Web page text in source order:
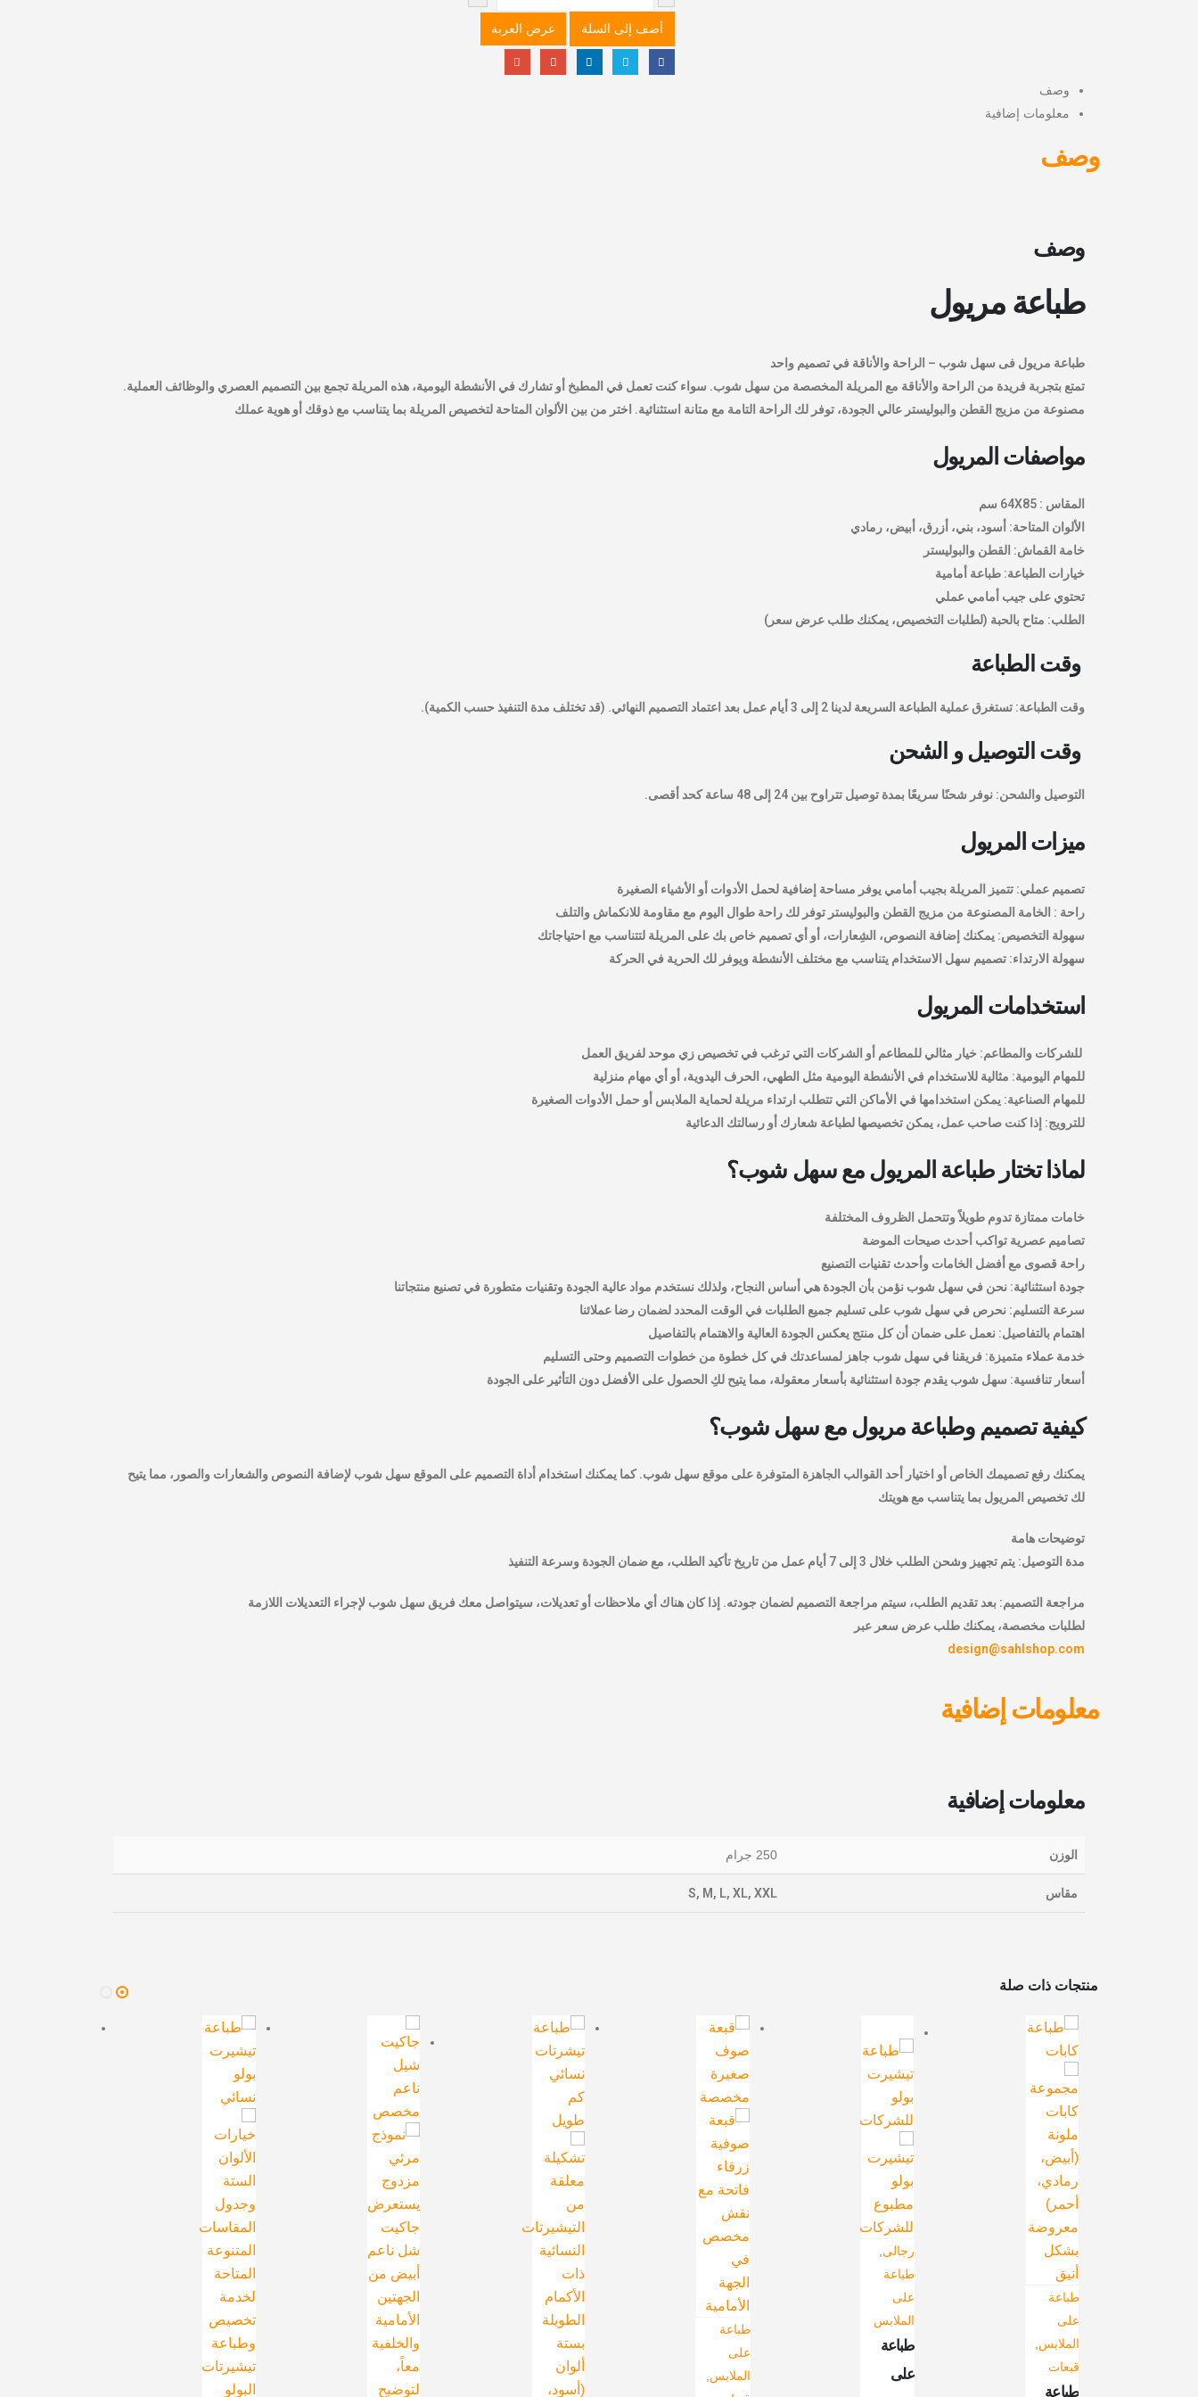
أضف إلى السلة عرض العربة
وصف
معلومات إضافية
وصف
وصف
طباعة مريول
طباعة مريول فى سهل شوب – الراحة والأناقة في تصميم واحد
تمتع بتجربة فريدة من الراحة والأناقة مع المريلة المخصصة من سهل شوب. سواء كنت تعمل في المطبخ أو تشارك في الأنشطة اليومية، هذه المريلة تجمع بين التصميم العصري والوظائف العملية.
مصنوعة من مزيج القطن والبوليستر عالي الجودة، توفر لك الراحة التامة مع متانة استثنائية. اختر من بين الألوان المتاحة لتخصيص المريلة بما يتناسب مع ذوقك أو هوية عملك
مواصفات المريول
المقاس : 64X85 سم
الألوان المتاحة: أسود، بني، أزرق، أبيض، رمادي
خامة القماش: القطن والبوليستر
خيارات الطباعة: طباعة أمامية
تحتوي على جيب أمامي عملي
الطلب: متاح بالحبة (لطلبات التخصيص، يمكنك طلب عرض سعر)
وقت الطباعة
وقت الطباعة: تستغرق عملية الطباعة السريعة لدينا 2 إلى 3 أيام عمل بعد اعتماد التصميم النهائي. (قد تختلف مدة التنفيذ حسب الكمية).
وقت التوصيل و الشحن
التوصيل والشحن: نوفر شحنًا سريعًا بمدة توصيل تتراوح بين 24 إلى 48 ساعة كحد أقصى.
ميزات المريول
تصميم عملي: تتميز المريلة بجيب أمامي يوفر مساحة إضافية لحمل الأدوات أو الأشياء الصغيرة
راحة : الخامة المصنوعة من مزيج القطن والبوليستر توفر لك راحة طوال اليوم مع مقاومة للانكماش والتلف
سهولة التخصيص: يمكنك إضافة النصوص، الشِعارات، أو أي تصميم خاص بك على المريلة لتتناسب مع احتياجاتك
سهولة الارتداء: تصميم سهل الاستخدام يتناسب مع مختلف الأنشطة ويوفر لك الحرية في الحركة
استخدامات المريول
للشركات والمطاعم: خيار مثالي للمطاعم أو الشركات التي ترغب في تخصيص زي موحد لفريق العمل
للمهام اليومية: مثالية للاستخدام في الأنشطة اليومية مثل الطهي، الحرف اليدوية، أو أي مهام منزلية
للمهام الصناعية: يمكن استخدامها في الأماكن التي تتطلب ارتداء مريلة لحماية الملابس أو حمل الأدوات الصغيرة
للترويج: إذا كنت صاحب عمل، يمكن تخصيصها لطباعة شعارك أو رسالتك الدعائية
لماذا تختار طباعة المريول مع سهل شوب؟
خامات ممتازة تدوم طويلاً وتتحمل الظروف المختلفة
تصاميم عصرية تواكب أحدث صيحات الموضة
راحة قصوى مع أفضل الخامات وأحدث تقنيات التصنيع
جودة استثنائية: نحن في سهل شوب نؤمن بأن الجودة هي أساس النجاح، ولذلك نستخدم مواد عالية الجودة وتقنيات متطورة في تصنيع منتجاتنا
سرعة التسليم: نحرص في سهل شوب على تسليم جميع الطلبات في الوقت المحدد لضمان رضا عملائنا
اهتمام بالتفاصيل: نعمل على ضمان أن كل منتج يعكس الجودة العالية والاهتمام بالتفاصيل
خدمة عملاء متميزة: فريقنا في سهل شوب جاهز لمساعدتك في كل خطوة من خطوات التصميم وحتى التسليم
أسعار تنافسية: سهل شوب يقدم جودة استثنائية بأسعار معقولة، مما يتيح لكِ الحصول على الأفضل دون التأثير على الجودة
كيفية تصميم وطباعة مريول مع سهل شوب؟
يمكنك رفع تصميمك الخاص أو اختيار أحد القوالب الجاهزة المتوفرة على موقع سهل شوب. كما يمكنك استخدام أداة التصميم على الموقع سهل شوب لإضافة النصوص والشعارات والصور، مما يتيح
لك تخصيص المريول بما يتناسب مع هويتك
توضيحات هامة
مدة التوصيل: يتم تجهيز وشحن الطلب خلال 3 إلى 7 أيام عمل من تاريخ تأكيد الطلب، مع ضمان الجودة وسرعة التنفيذ
مراجعة التصميم: بعد تقديم الطلب، سيتم مراجعة التصميم لضمان جودته. إذا كان هناك أي ملاحظات أو تعديلات، سيتواصل معك فريق سهل شوب لإجراء التعديلات اللازمة
لطلبات مخصصة، يمكنك طلب عرض سعر عبر
design@sahlshop.com
معلومات إضافية
معلومات إضافية
الوزن 250 جرام
مقاس S, M, L, XL, XXL
منتجات ذات صلة
طباعة
على
الملابس
قبعات
طباعة
رجالى
طباعة
على
الملابس
طباعة
على
طباعة
على
الملابس